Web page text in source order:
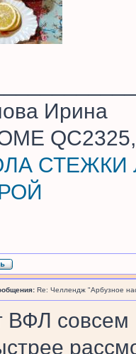
Ирина
СТЕЖКИ
Re: Челлендж "Арбузное
ВФЛ совсем